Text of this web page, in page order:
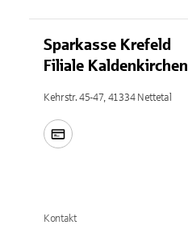
Sparkasse Krefeld
Filiale Kaldenkirchen
Kehrstr. 45-47, 41334 Nettetal
Kontakt